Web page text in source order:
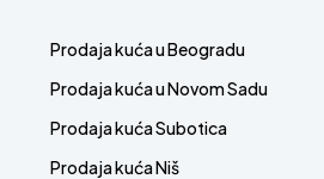
Prodaja kuća u Beogradu
Prodaja kuća u Novom Sadu
Prodaja kuća Subotica
Prodaja kuća Niš